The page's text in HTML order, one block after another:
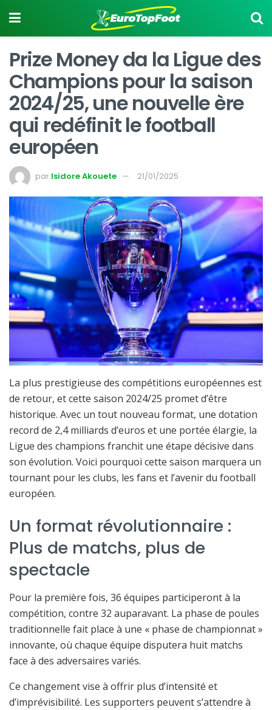
Prize Money da la Ligue des
Champions pour la saison
2024/25, une nouvelle ère
qui redéfinit le football
européen
par Isidore Akouete 21/01/2025
La plus prestigieuse des compétitions européennes est
de retour, et cette saison 2024/25 promet d’être
historique. Avec un tout nouveau format, une dotation
record de 2,4 milliards d’euros et une portée élargie, la
Ligue des champions franchit une étape décisive dans
son évolution. Voici pourquoi cette saison marquera un
tournant pour les clubs, les fans et l’avenir du football
européen.
Un format révolutionnaire :
Plus de matchs, plus de
spectacle
Pour la première fois, 36 équipes participeront à la
compétition, contre 32 auparavant. La phase de poules
traditionnelle fait place à une « phase de championnat »
innovante, où chaque équipe disputera huit matchs
face à des adversaires variés.
Ce changement vise à offrir plus d’intensité et
d’imprévisibilité. Les supporters peuvent s’attendre à